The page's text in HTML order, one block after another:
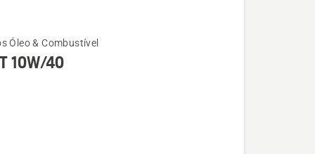
Óleo & Combustível
10W/40